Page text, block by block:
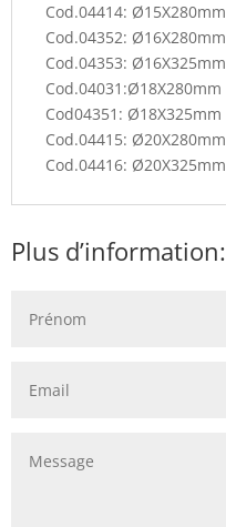
Cod.04414: Ø15X280mm
Cod.04352: Ø16X280mm
Cod.04353: Ø16X325mm
Cod.04031:Ø18X280mm
Cod04351: Ø18X325mm
Cod.04415: Ø20X280mm
Cod.04416: Ø20X325mm
Plus d’information: